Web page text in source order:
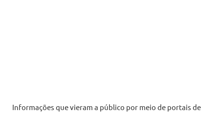
Informações que vieram a público por meio de portais de